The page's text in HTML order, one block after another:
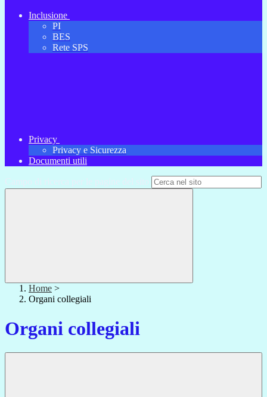
Inclusione
PI
BES
Rete SPS
Privacy
Privacy e Sicurezza
Documenti utili
Campo di ricerca per le pagine del sito
Home >
Organi collegiali
Organi collegiali